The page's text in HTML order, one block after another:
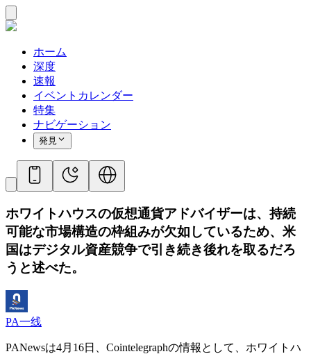
ホーム
深度
速報
イベントカレンダー
特集
ナビゲーション
発見
ホワイトハウスの仮想通貨アドバイザーは、持続
可能な市場構造の枠組みが欠如しているため、米
国はデジタル資産競争で引き続き後れを取るだろ
うと述べた。
PA一线
PANewsは4月16日、Cointelegraphの情報として、ホワイトハ